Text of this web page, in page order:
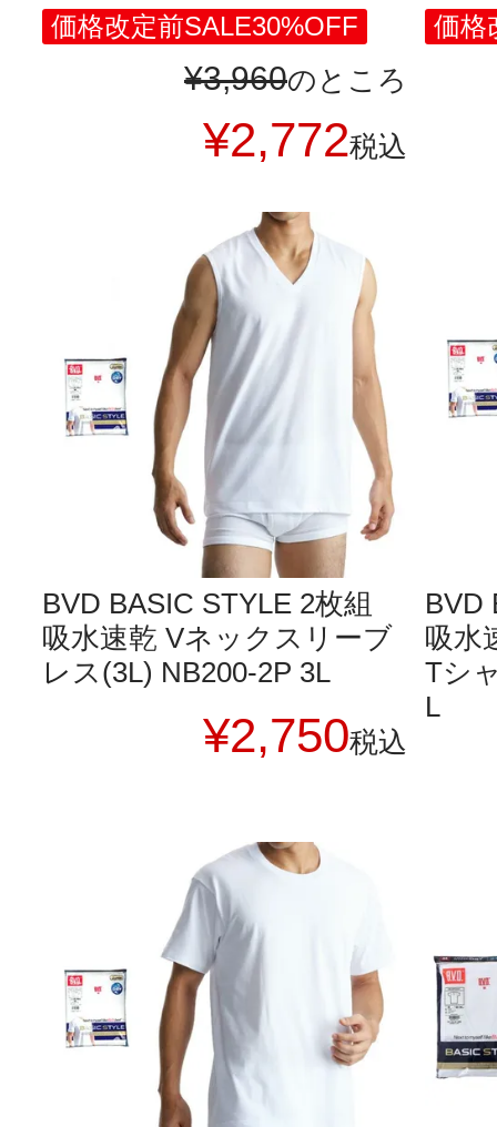
価格改定前SALE30%OFF
¥3,960のところ
¥2,772税込
価格
BVD BASIC STYLE 2枚組
吸水速乾 Vネックスリーブ
レス(3L) NB200-2P 3L
¥2,750税込
BVD
吸水
Tシ
L